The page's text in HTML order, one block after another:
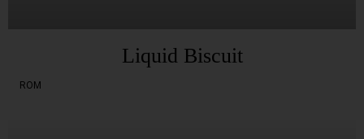
Liquid Biscuit
ROM